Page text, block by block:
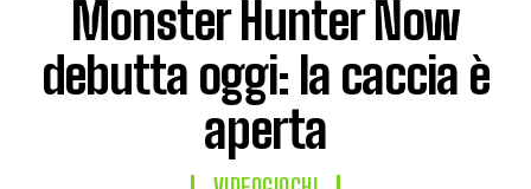
Monster Hunter Now
debutta oggi: la caccia è
aperta